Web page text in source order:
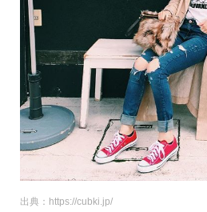
出典：https://cubki.jp/